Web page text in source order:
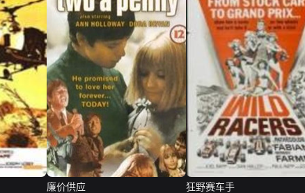
廉价供应
狂野赛车手